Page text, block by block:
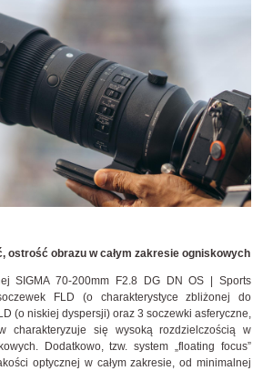
ostrość obrazu w całym zakresie ogniskowych
SIGMA 70-200mm F2.8 DG DN OS | Sports
FLD (o charakterystyce zbliżonej do
(o niskiej dyspersji) oraz 3 soczewki asferyczne,
charakteryzuje się wysoką rozdzielczością w
Dodatkowo, tzw. system „floating focus”
optycznej w całym zakresie, od minimalnej